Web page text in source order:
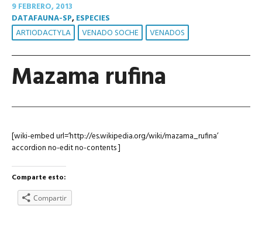
9 FEBRERO, 2013
DATAFAUNA-SP,ESPECIES
ARTIODACTYLA VENADO SOCHE VENADOS
Mazama rufina
[wiki-embed url=’http://es.wikipedia.org/wiki/mazama_rufina’
accordion no-edit no-contents ]
Comparte esto:
Compartir